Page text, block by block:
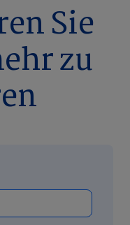
Sie
zu